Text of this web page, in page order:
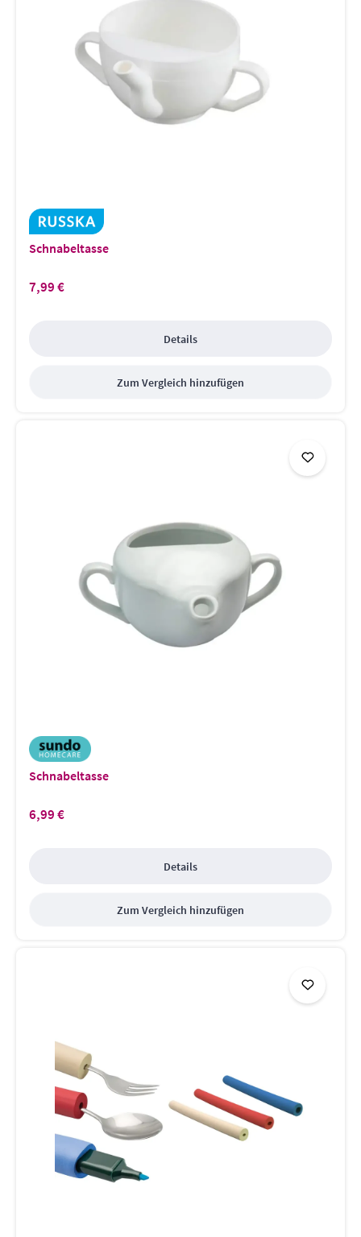
Schnabeltasse
Regulärer Preis:
7,99 €
Details
Zum Vergleich hinzufügen
Schnabeltasse
Regulärer Preis:
6,99 €
Details
Zum Vergleich hinzufügen